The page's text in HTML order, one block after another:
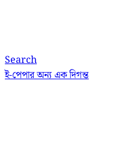
Search
ই-পেপারঅন্য এক দিগন্ত